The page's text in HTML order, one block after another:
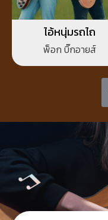
ไอ้หนุ่มรถไถ
พ็อก บิ๊กอายส์